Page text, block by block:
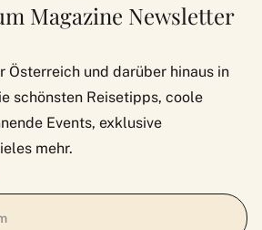
Magazine Newsletter
Österreich und darüber hinaus in
schönsten Reisetipps, coole
Events, exklusive
mehr.